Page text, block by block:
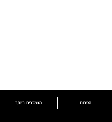
הנמכרים ביותר הטבות